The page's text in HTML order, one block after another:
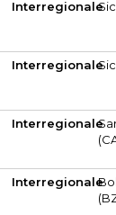
Interregionale
Interregionale
Interregionale
Interregionale